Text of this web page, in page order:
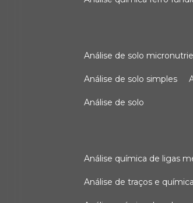
análise de solo
análise de solo simples
análise de solo
análise química de ligas
análise de traços e